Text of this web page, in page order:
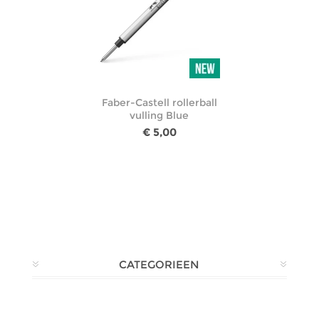
Faber-Castell rollerball
vulling Blue
€ 5,00
CATEGORIEEN